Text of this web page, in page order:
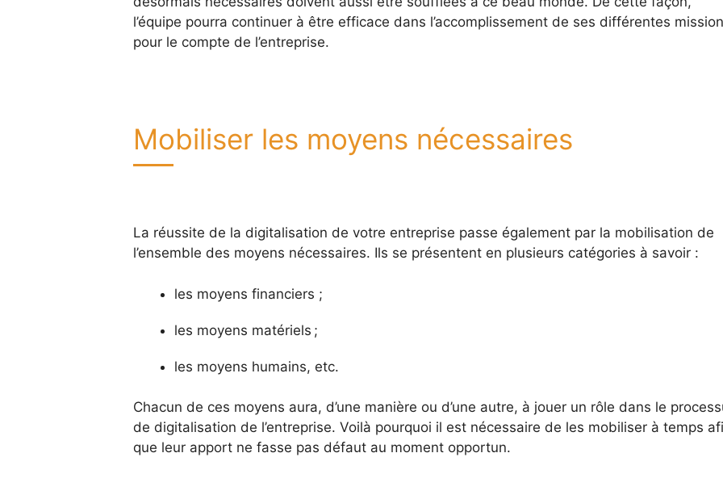
l’équipe pourra continuer à être efficace dans l’accomplissement de ses différentes
pour le compte de l’entreprise.
Mobiliser les moyens nécessaires
La réussite de la digitalisation de votre entreprise passe également par la mobilisation de
l’ensemble des moyens nécessaires. Ils se présentent en plusieurs catégories à savoir :
les moyens financiers ;
les moyens matériels ;
les moyens humains, etc.
Chacun de ces moyens aura, d’une manière ou d’une autre, à jouer un rôle dans le
de digitalisation de l’entreprise. Voilà pourquoi il est nécessaire de les mobiliser à temps
que leur apport ne fasse pas défaut au moment opportun.